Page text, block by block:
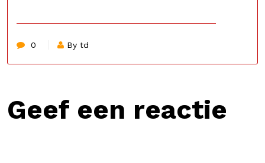
0 By td
Geef een reactie